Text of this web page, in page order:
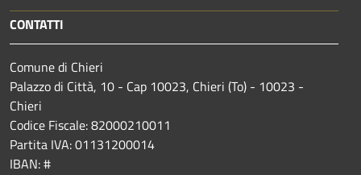
CONTATTI
Comune di Chieri
Palazzo di Città, 10 - Cap 10023, Chieri (To) - 10023 -
Chieri
Codice Fiscale: 82000210011
Partita IVA: 01131200014
IBAN: #